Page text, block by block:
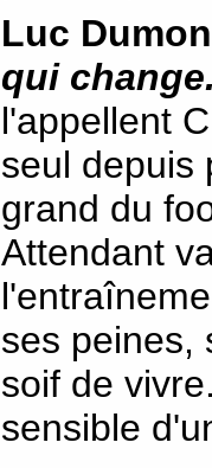
Luc
qui
l'appellent
seul depuis
grand du
Attendant
ses peines,
soif de
sensible